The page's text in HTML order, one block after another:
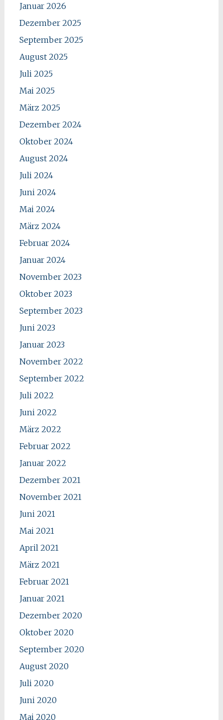
Januar 2026
Dezember 2025
September 2025
August 2025
Juli 2025
Mai 2025
März 2025
Dezember 2024
Oktober 2024
August 2024
Juli 2024
Juni 2024
Mai 2024
März 2024
Februar 2024
Januar 2024
November 2023
Oktober 2023
September 2023
Juni 2023
Januar 2023
November 2022
September 2022
Juli 2022
Juni 2022
März 2022
Februar 2022
Januar 2022
Dezember 2021
November 2021
Juni 2021
Mai 2021
April 2021
März 2021
Februar 2021
Januar 2021
Dezember 2020
Oktober 2020
September 2020
August 2020
Juli 2020
Juni 2020
Mai 2020